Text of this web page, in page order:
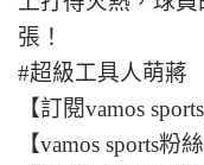
張！
#超級工具人萌蔣
【訂閱vamos
【vamos sports粉